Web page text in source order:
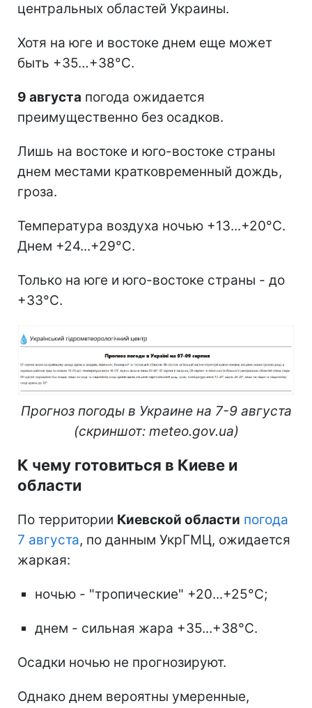
центральных областей Украины.
Хотя на юге и востоке днем еще может
быть +35…+38°С.
9 августа погода ожидается
преимущественно без осадков.
Лишь на востоке и юго-востоке страны
днем местами кратковременный дождь,
гроза.
Температура воздуха ночью +13...+20°С.
Днем +24...+29°С.
Только на юге и юго-востоке страны - до
+33°С.
Прогноз погоды в Украине на 7-9 августа
(скриншот: meteo.gov.ua)
К чему готовиться в Киеве и
области
По территории Киевской области погода
7 августа, по данным УкрГМЦ, ожидается
жаркая:
ночью - "тропические" +20...+25°С;
днем - сильная жара +35...+38°С.
Осадки ночью не прогнозируют.
Однако днем вероятны умеренные,